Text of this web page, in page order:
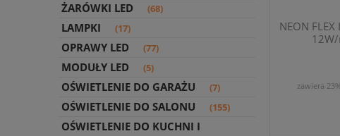
ŻARÓWKI LED (68)
LAMPKI (17)
OPRAWY LED (77)
MODUŁY LED (5)
OŚWIETLENIE DO GARAŻU (7)
OŚWIETLENIE DO SALONU (155)
OŚWIETLENIE DO KUCHNI I
NEON
zawiera